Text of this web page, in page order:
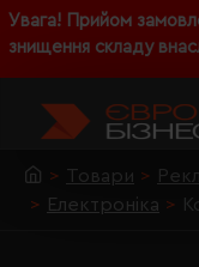
Увага! Прийом
знищення складу
Товари
Електроніка